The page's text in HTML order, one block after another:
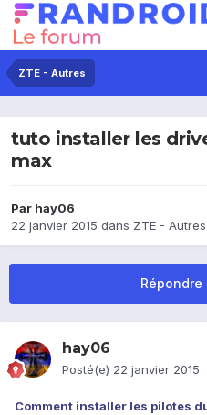
ZTE - Autres
tuto installer les
max
Par hay06
22 janvier 2015 dans ZTE - Autres
hay06
Posté(e) 22 janvier 2015
Comment installer les pilotes